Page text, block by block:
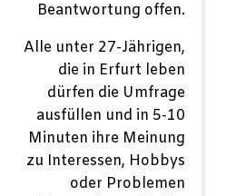
Beantwortung offen.
Alle unter 27-Jährigen,
die in Erfurt leben
dürfen die Umfrage
ausfüllen und in 5-10
Minuten ihre Meinung
zu Interessen, Hobbys
oder Problemen